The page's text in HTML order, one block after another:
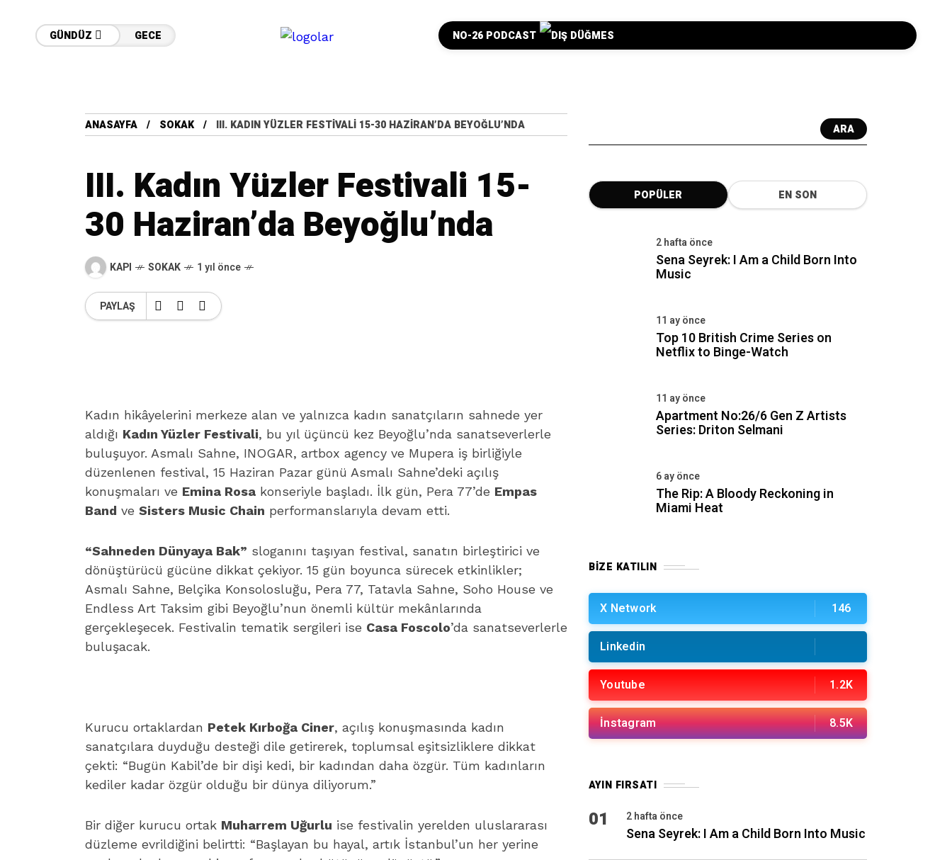
GÜNDÜZ GECE NO-26 PODCAST
ANASAYFA SOKAK III. KADIN YÜZLER FESTIVALI 15-30 HAZIRAN’DA BEYOĞLU’NDA
III. Kadın Yüzler Festivali 15-
30 Haziran’da Beyoğlu’nda
KAPI SOKAK 1 yıl önce
PAYLAŞ
Kadın hikâyelerini merkeze alan ve yalnızca kadın sanatçıların sahnede yer
aldığı Kadın Yüzler Festivali, bu yıl üçüncü kez Beyoğlu’nda sanatseverlerle
buluşuyor. Asmalı Sahne, INOGAR, artbox agency ve Mupera iş birliğiyle
düzenlenen festival, 15 Haziran Pazar günü Asmalı Sahne’deki açılış
konuşmaları ve Emina Rosa konseriyle başladı. İlk gün, Pera 77’de Empas
Band ve Sisters Music Chain performanslarıyla devam etti.
“Sahneden Dünyaya Bak” sloganını taşıyan festival, sanatın birleştirici ve
dönüştürücü gücüne dikkat çekiyor. 15 gün boyunca sürecek etkinlikler;
Asmalı Sahne, Belçika Konsolosluğu, Pera 77, Tatavla Sahne, Soho House ve
Endless Art Taksim gibi Beyoğlu’nun önemli kültür mekânlarında
gerçekleşecek. Festivalin tematik sergileri ise Casa Foscolo’da sanatseverlerle
buluşacak.
Kurucu ortaklardan Petek Kırboğa Ciner, açılış konuşmasında kadın
sanatçılara duyduğu desteği dile getirerek, toplumsal eşitsizliklere dikkat
çekti: “Bugün Kabil’de bir dişi kedi, bir kadından daha özgür. Tüm kadınların
kediler kadar özgür olduğu bir dünya diliyorum.”
Bir diğer kurucu ortak Muharrem Uğurlu ise festivalin yerelden uluslararası
düzleme evrildiğini belirtti: “Başlayan bu hayal, artık İstanbul’un her yerine
ARA
POPÜLER EN SON
2 hafta önce
Sena Seyrek: I Am a Child Born Into
Music
11 ay önce
Top 10 British Crime Series on
Netflix to Binge-Watch
11 ay önce
Apartment No:26/6 Gen Z Artists
Series: Driton Selmani
6 ay önce
The Rip: A Bloody Reckoning in
Miami Heat
BIZE KATILIN
X Network 146
Linkedin
Youtube 1.2K
İnstagram 8.5K
AYIN FIRSATI
01 2 hafta önce
Sena Seyrek: I Am a Child Born Into Music